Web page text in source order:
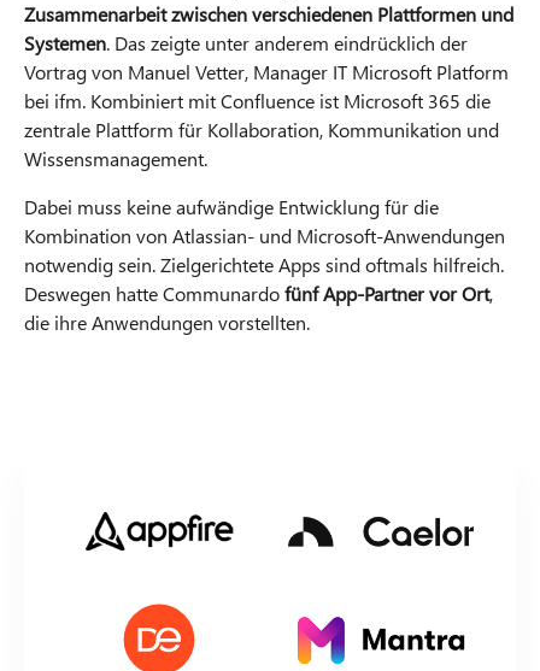
Zusammenarbeit zwischen verschiedenen Plattformen und
Systemen. Das zeigte unter anderem eindrücklich der
Vortrag von Manuel Vetter, Manager IT Microsoft Platform
bei ifm. Kombiniert mit Confluence ist Microsoft 365 die
zentrale Plattform für Kollaboration, Kommunikation und
Wissensmanagement.
Dabei muss keine aufwändige Entwicklung für die
Kombination von Atlassian- und Microsoft-Anwendungen
notwendig sein. Zielgerichtete Apps sind oftmals hilfreich.
Deswegen hatte Communardofünf App-Partner vor Ort,
die ihre Anwendungen vorstellten.